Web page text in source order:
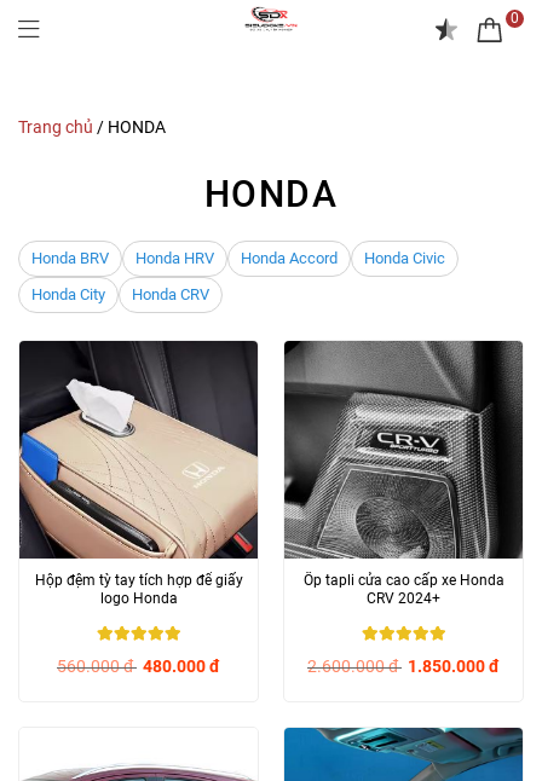
0
Trang chủ / HONDA
HONDA
Honda BRV Honda HRV Honda Accord
Honda Civic
Honda City
Honda CRV
Hộp đệm tỳ tay tích hợp để giấy
logo Honda
560.000đ 480.000đ
Ốp tapli cửa cao cấp xe Honda
CRV 2024+
2.600.000đ 1.850.000đ